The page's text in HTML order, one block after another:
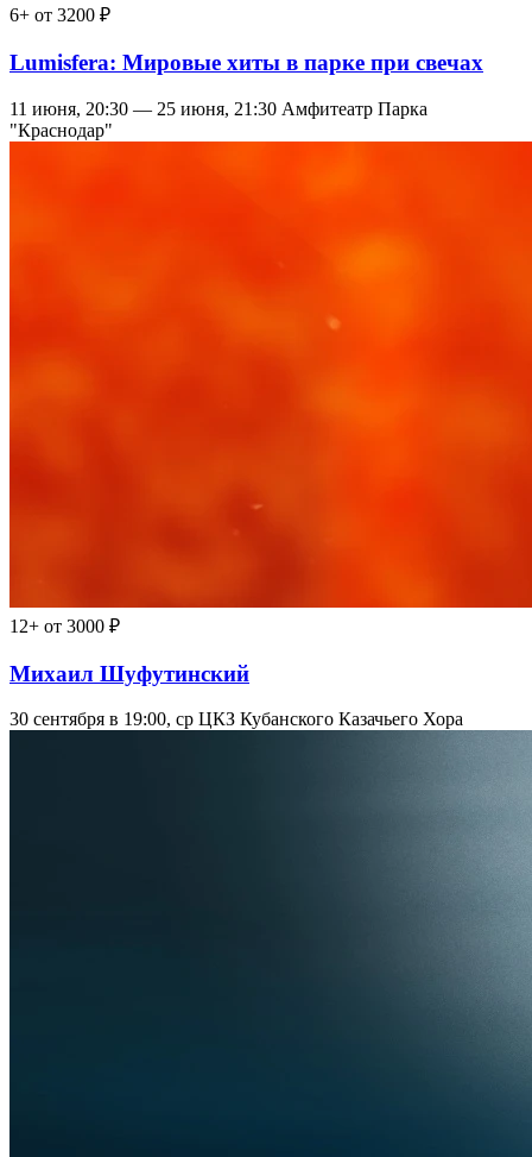
6+ от 3200 ₽
Lumisfera: Мировые хиты в парке при свечах
11 июня, 20:30 — 25 июня, 21:30 Амфитеатр Парка
"Краснодар"
12+ от 3000 ₽
Михаил Шуфутинский
30 сентября в 19:00, ср ЦКЗ Кубанского Казачьего Хора